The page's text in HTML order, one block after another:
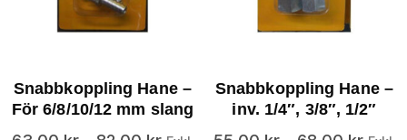
Snabbkoppling Hane –
För 6/8/10/12 mm slang
Snabbkoppling Hane –
inv. 1/4″, 3/8″, 1/2″